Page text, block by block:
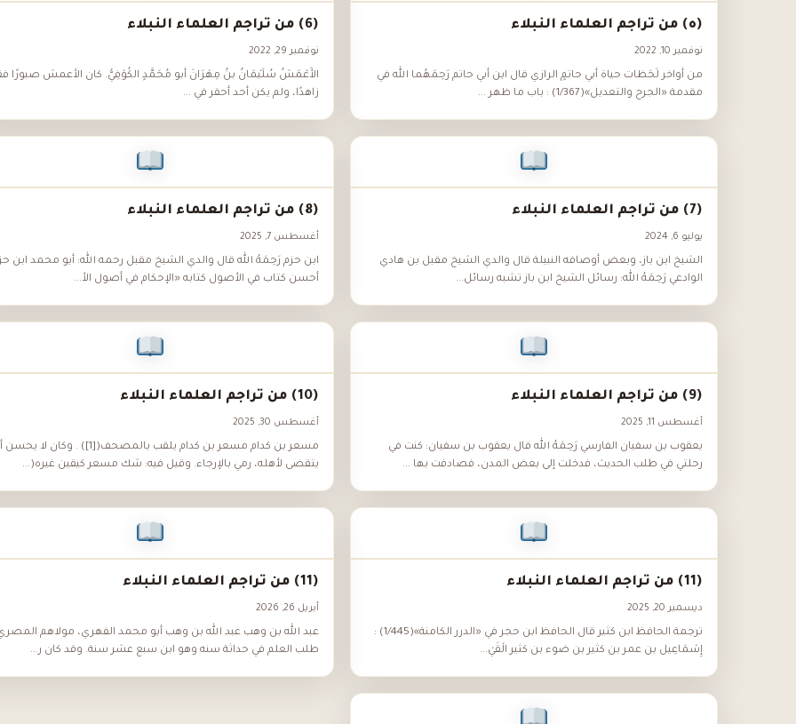
(ه) من تراجم العلماء النبلاء
نوفمبر 10, 2022
من أواخر لَحَظات حياة أبي حاتمٍ الرازي قال ابن أبي حاتم رَحِمَهُما الله في
مقدمة «الجرح والتعديل»(1/367) : باب ما ظهر ...
(6) من تراجم العلماء النبلاء
نوفمبر 29, 2022
الأَعْمَشُ سُلَيْمَانُ بنُ مِهْرَانَ أبو مُحَمَّدٍ الكُوْفِيُّ. كان الأعمش صبورًا
زاهدًا، ولم يكن أحد أحقر في ...
(7) من تراجم العلماء النبلاء
يوليو 6, 2024
الشيخ ابن باز، وبعض أوصافه النبيلة قال والدي الشيخ مقبل بن هادي
الوادعي رَحِمَهُ الله: رسائل الشيخ ابن باز تشبه رسائل...
(8) من تراجم العلماء النبلاء
أغسطس 7, 2025
ابن حزم رَحِمَهُ الله قال والدي الشيخ مقبل رحمه الله: أبو محمد ابن
أحسن كتاب في الأصول كتابه «الإحكام في أصول الأ...
(9) من تراجم العلماء النبلاء
أغسطس 11, 2025
يعقوب بن سفيان الفارسي رَحِمَهُ الله قال يعقوب بن سفيان: كنت في
رحلتي في طلب الحديث، فدخلت إلى بعض المدن، فصادفت بها ...
(10) من تراجم العلماء النبلاء
أغسطس 30, 2025
مسعر بن كدام مسعر بن كدام يلقب بالمصحف([1]) . وكان لا
يتقضى لأهله، رمي بالإرجاء. وقيل فيه: شك مسعر كيقين غيره(...
(11) من تراجم العلماء النبلاء
ديسمبر 20, 2025
ترجمة الحافظ ابن كثير قال الحافظ ابن حجر في «الدرر الكامنة»(1/445) :
إِسْمَاعِيل بن عمر بن كثير بن ضوء بن كثير الْقَيْ...
(11) من تراجم العلماء النبلاء
أبريل 26, 2026
عبد الله بن وهب عبد الله بن وهب أبو محمد الفهري، مولاهم
طلب العلم في حداثة سنه وهو ابن سبع عشر سنة. وقد كان ر...